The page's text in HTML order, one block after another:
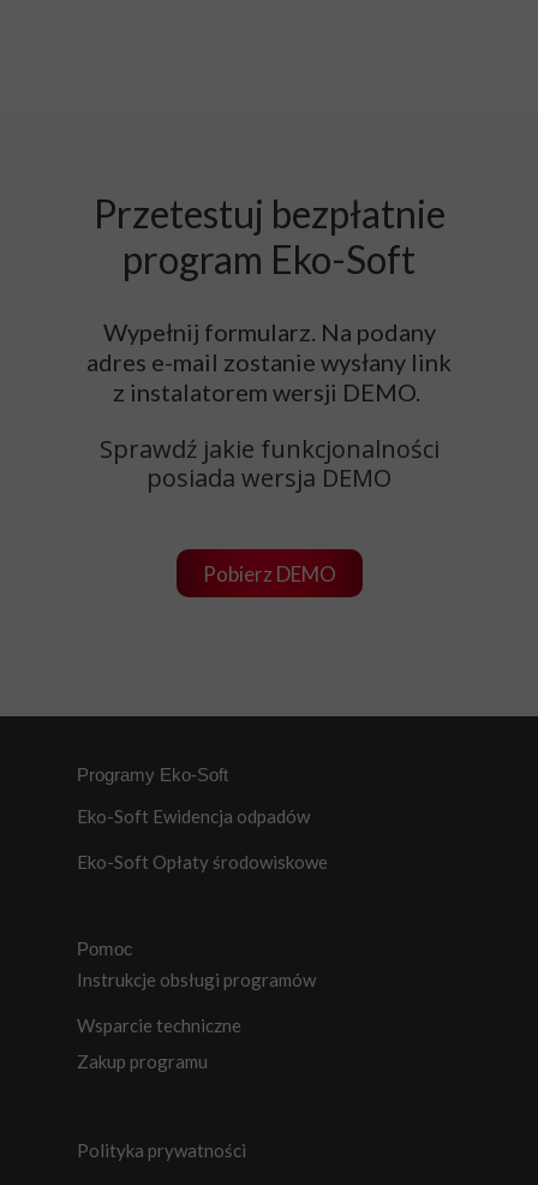
Pomoc
Instrukcje obsługi programów
Wsparcie techniczne
Zakup programu
Polityka prywatności
Programy Eko-Soft
Eko-Soft Opłaty środowiskowe
Eko-Soft Ewidencja odpadów
Pobierz DEMO
Przetestuj bezpłatnie
program Eko-Soft
Wypełnij formularz. Na podany
adres e-mail zostanie wysłany link
z instalatorem wersji DEMO.
Sprawdź jakie funkcjonalności
posiada wersja DEMO